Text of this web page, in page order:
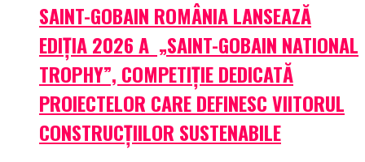
SAINT-GOBAIN ROMÂNIA LANSEAZĂ
EDIȚIA 2026 A „SAINT-GOBAIN NATIONAL
TROPHY”, COMPETIȚIE DEDICATĂ
PROIECTELOR CARE DEFINESC VIITORUL
CONSTRUCȚIILOR SUSTENABILE